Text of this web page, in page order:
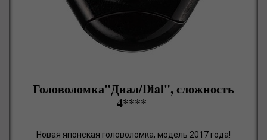
Головоломка"Диал/Dial", сложность
4****
Новая японская головоломка, модель 2017 года!